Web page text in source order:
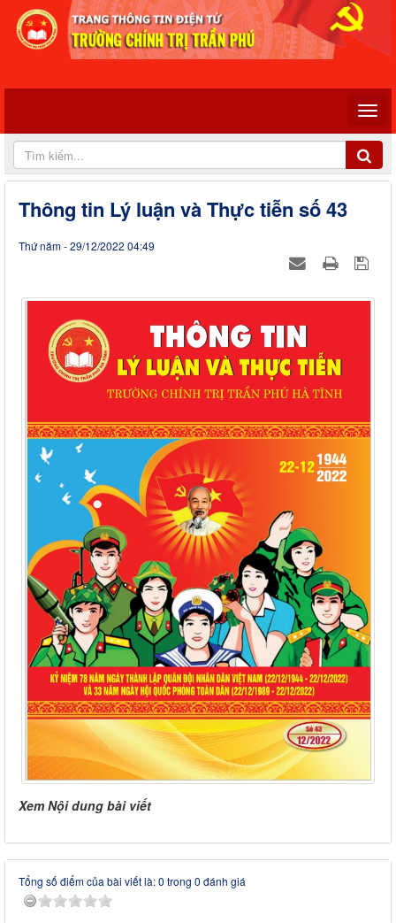
Thông tin Lý luận và Thực tiễn số 43
Thứ năm - 29/12/2022 04:49
Xem Nội dung bài viết
Tổng số điểm của bài viết là: 0 trong 0 đánh giá